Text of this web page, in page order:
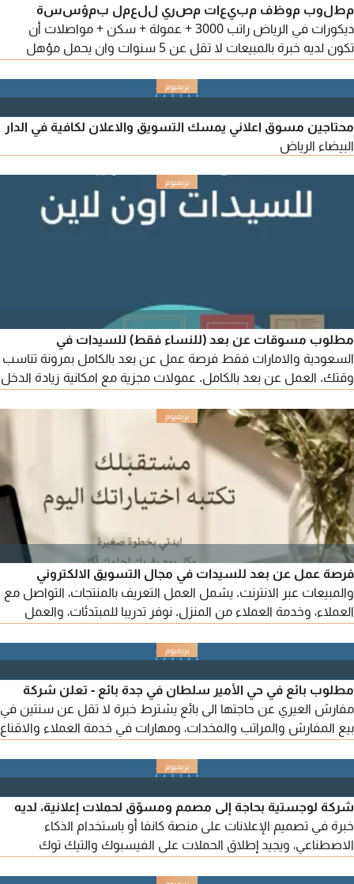
مطلوب موظف مبيعات مصري للعمل بمؤسسة
ديكورات في الرياض راتب 3000 + عمولة + سكن + مواصلات أن
تكون لديه خبرة بالمبيعات لا تقل عن 5 سنوات وان يحمل مؤهل
المعاينات يرجى ارسال سيرة ذاتية CV مع الصورة الشخصية
محتاجين مسوق اعلاني يمسك التسويق والاعلان لكافية في الدار
البيضاء الرياض
مطلوب مسوقات عن بعد (للنساء فقط) للسيدات في
السعودية والامارات فقط فرصة عمل عن بعد بالكامل بمرونة تناسب
وقتك. العمل عن بعد بالكامل. عمولات مجزية مع امكانية زيادة الدخل
عمل مرنة تناسب ربات المنازل، الطالبات، والموظفات. اذا كنت تبحثين
عن مصدر دخل اضافي أو ترغبين بالبدء في مجال التسويق الالكتروني،
تواصلي لمعرفة التفاصيل
فرصة عمل عن بعد للسيدات في مجال التسويق الالكتروني
والمبيعات عبر الانترنت. يشمل العمل التعريف بالمنتجات، التواصل مع
العملاء، وخدمة العملاء من المنزل. نوفر تدريبا للمبتدئات، والعمل
والطالبات داخل السعودية المدينة المنورة - حي العريض
مطلوب بائع في حي الأمير سلطان في جدة بائع - تعلن شركة
مفارش العيري عن حاجتها الى بائع يشترط خبرة لا تقل عن سنتين في
بيع المفارش والمراتب والمخدات، ومهارات في خدمة العملاء والاقناع
شركة لوجستية بحاجة إلى مصمم ومسوّق لحملات إعلانية، لديه
خبرة في تصميم الإعلانات على منصة كانفا أو باستخدام الذكاء
الاصطناعي، ويجيد إطلاق الحملات على الفيسبوك والتيك توك